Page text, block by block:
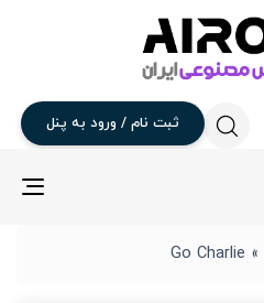
ثبت نام / ورود به پنل
»
Go Charlie